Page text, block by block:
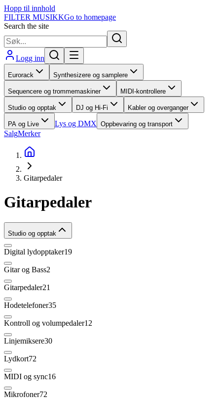
Hopp til innhold
FILTER MUSIKKGo to homepage
Search the site
Logg inn
Eurorack Synthesizere og samplere
Sequencere og trommemaskiner MIDI-kontrollere
Studio og opptak DJ og Hi-Fi Kabler og overganger
PA og Live Lys og DMX Oppbevaring og transport
SalgMerker
Gitarpedaler
Gitarpedaler
Studio og opptak
Digital lydopptaker19
Gitar og Bass2
Gitarpedaler21
Hodetelefoner35
Kontroll og volumpedaler12
Linjemiksere30
Lydkort72
MIDI og sync16
Mikrofoner72